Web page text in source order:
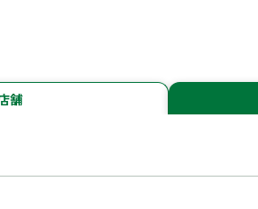
舗